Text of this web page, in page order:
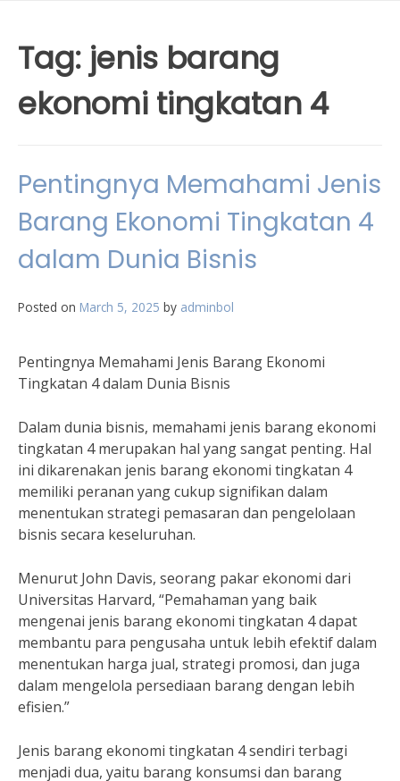
Tag: jenis barang
ekonomi tingkatan 4
Pentingnya Memahami Jenis
Barang Ekonomi Tingkatan 4
dalam Dunia Bisnis
Posted on March 5, 2025 by adminbol
Pentingnya Memahami Jenis Barang Ekonomi
Tingkatan 4 dalam Dunia Bisnis
Dalam dunia bisnis, memahami jenis barang ekonomi
tingkatan 4 merupakan hal yang sangat penting. Hal
ini dikarenakan jenis barang ekonomi tingkatan 4
memiliki peranan yang cukup signifikan dalam
menentukan strategi pemasaran dan pengelolaan
bisnis secara keseluruhan.
Menurut John Davis, seorang pakar ekonomi dari
Universitas Harvard, “Pemahaman yang baik
mengenai jenis barang ekonomi tingkatan 4 dapat
membantu para pengusaha untuk lebih efektif dalam
menentukan harga jual, strategi promosi, dan juga
dalam mengelola persediaan barang dengan lebih
efisien.”
Jenis barang ekonomi tingkatan 4 sendiri terbagi
menjadi dua, yaitu barang konsumsi dan barang